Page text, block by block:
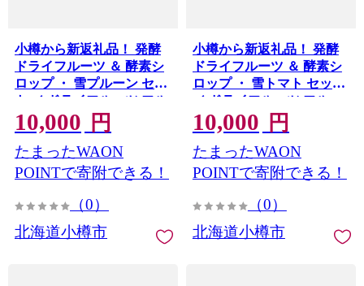
小樽から新返礼品！ 発酵
ドライフルーツ ＆ 酵素シ
ロップ ・ 雪プルーン セッ
ト ／ ドライフルーツ フル
ーツ酵素シロップ 酵素 シ
ロップ 果物 果実 フルーツ
プルーン デトックスウォ
ーター 北海道 小樽市 冷蔵
10,000 円
たまったWAON
POINTで寄附できる！
（0）
北海道小樽市
小樽から新返礼品！ 発酵
ドライフルーツ ＆ 酵素シ
ロップ ・ 雪トマト セット
／ ドライフルーツ フルー
ツ酵素シロップ 酵素 シロ
ップ 野菜 トマト とまと デ
トックスウォーター 北海
道 小樽市 冷蔵
10,000 円
たまったWAON
POINTで寄附できる！
（0）
北海道小樽市